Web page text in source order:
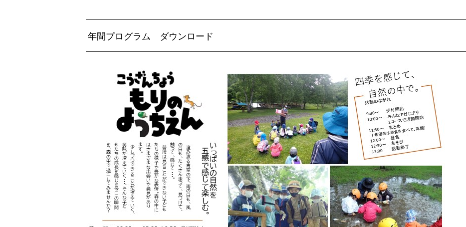
年間プログラム ダウンロード